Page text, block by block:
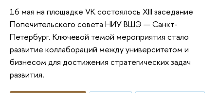
16 мая на площадке VK состоялось XIII заседание
Попечительского совета НИУ ВШЭ — Санкт-
Петербург. Ключевой темой мероприятия стало
развитие коллабораций между университетом и
бизнесом для достижения стратегических задач
развития.